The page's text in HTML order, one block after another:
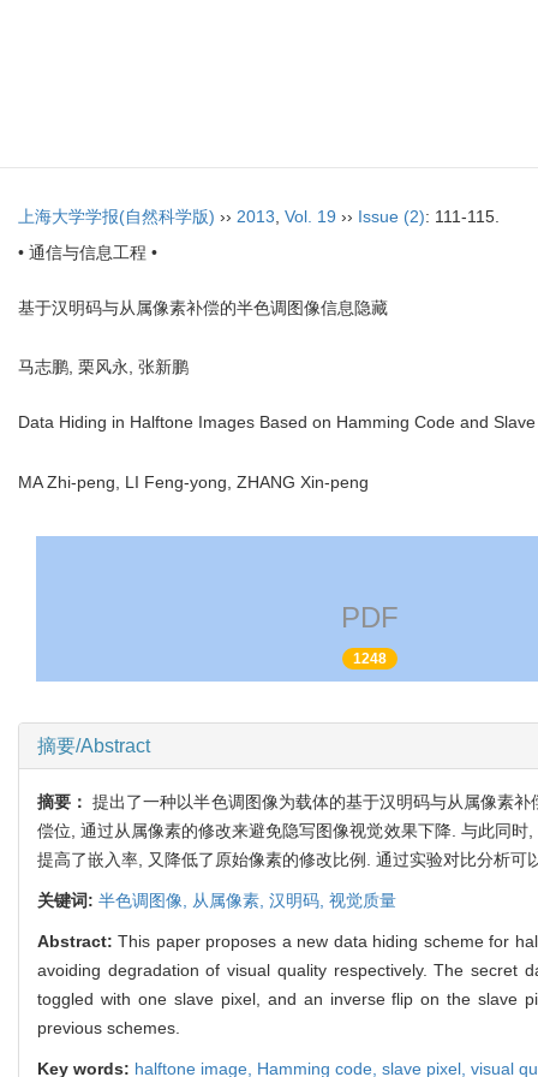
上海大学学报(自然科学版) ›› 2013 Vol. 19 ›› Issue (2): 111-115.
• 通信与信息工程 •
基于汉明码与从属像素补偿的半色调图像信息隐藏
马志鹏, 栗风永, 张新鹏
Data Hiding in Halftone Images Based on Hamming Code and
MA Zhi-peng, LI Feng-yong, ZHANG Xin-peng
PDF
1248
摘要/Abstract
摘要：提出了一种以半色调图像为载体的基于汉明码与从属像素
偿位, 通过从属像素的修改来避免隐写图像视觉效果下降. 与此同
提高了嵌入率, 又降低了原始像素的修改比例. 通过实验对比分析
Abstract:This paper proposes a new data hiding scheme for
avoiding degradation of visual quality respectively. The secret
toggled with one slave pixel, and an inverse flip on the slave